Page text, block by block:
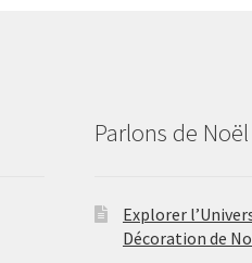
Parlons de Noël
Explorer
Décoration de